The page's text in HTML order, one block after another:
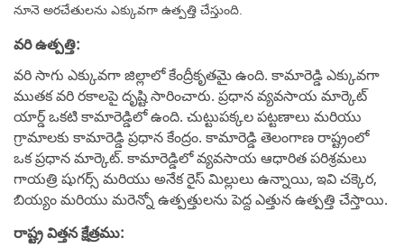
నూనె అరచేతులను ఎక్కువగా ఉత్పత్తి చేస్తుంది.
వరి ఉత్పత్తి:
వరి సాగు ఎక్కువగా జిల్లాలో కేంద్రీకృతమై ఉంది. కామారెడ్డి ఎక్కువగా
ముతక వరి రకాలపై దృష్టి సారించారు. ప్రధాన వ్యవసాయ మార్కెట్
యార్డ్ ఒకటి కామారెడ్డిలో ఉంది. చుట్టుపక్కల పట్టణాలు మరియు
గ్రామాలకు కామారెడ్డి ప్రధాన కేంద్రం. కామారెడ్డి తెలంగాణ రాష్ట్రంలో
ఒక ప్రధాన మార్కెట్. కామారెడ్డిలో వ్యవసాయ ఆధారిత పరిశ్రమలు
గాయత్రి షుగర్స్ మరియు అనేక రైస్ మిల్లులు ఉన్నాయి, ఇవి చక్కెర,
బియ్యం మరియు మరెన్నో ఉత్పత్తులను పెద్ద ఎత్తున ఉత్పత్తి చేస్తాయి.
రాష్ట్ర విత్తన క్షేత్రము: